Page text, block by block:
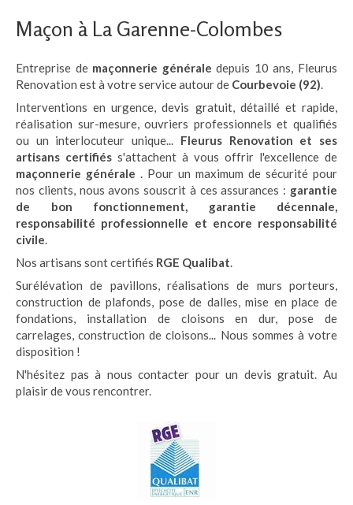
Maçon à La Garenne-Colombes
Entreprise de maçonnerie généraledepuis 10 ans, Fleurus
Renovation est à votre service autour de Courbevoie (92).
Interventions en urgence, devis gratuit, détaillé et rapide,
réalisation sur-mesure, ouvriers professionnels et qualifiés
ou un interlocuteur unique... Fleurus Renovation et ses
artisans certifiés s'attachent à vous offrir l'excellence de
maçonnerie générale . Pour un maximum de sécurité pour
nos clients, nous avons souscrit à ces assurances : garantie
de bon fonctionnement, garantie décennale,
responsabilité professionnelle et encore responsabilité
civile.
Nos artisans sont certifiés RGE Qualibat.
Surélévation de pavillons, réalisations de murs porteurs,
construction de plafonds, pose de dalles, mise en place de
fondations, installation de cloisons en dur, pose de
carrelages, construction de cloisons... Nous sommes à votre
disposition !
N'hésitez pas à nous contacter pour un devis gratuit. Au
plaisir de vous rencontrer.